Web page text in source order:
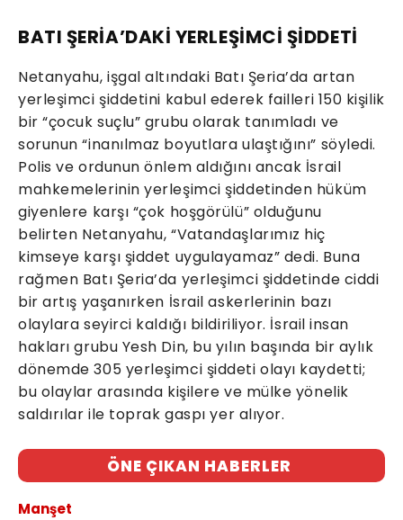
BATI ŞERİA’DAKİ YERLEŞİMCİ ŞİDDETİ
Netanyahu, işgal altındaki Batı Şeria’da artan
yerleşimci şiddetini kabul ederek failleri 150 kişilik
bir “çocuk suçlu” grubu olarak tanımladı ve
sorunun “inanılmaz boyutlara ulaştığını” söyledi.
Polis ve ordunun önlem aldığını ancak İsrail
mahkemelerinin yerleşimci şiddetinden hüküm
giyenlere karşı “çok hoşgörülü” olduğunu
belirten Netanyahu, “Vatandaşlarımız hiç
kimseye karşı şiddet uygulayamaz” dedi. Buna
rağmen Batı Şeria’da yerleşimci şiddetinde ciddi
bir artış yaşanırken İsrail askerlerinin bazı
olaylara seyirci kaldığı bildiriliyor. İsrail insan
hakları grubu Yesh Din, bu yılın başında bir aylık
dönemde 305 yerleşimci şiddeti olayı kaydetti;
bu olaylar arasında kişilere ve mülke yönelik
saldırılar ile toprak gaspı yer alıyor.
ÖNE ÇIKAN HABERLER
Manşet